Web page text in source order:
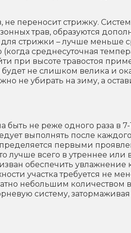
не переносит стрижку.
трав, образуются
стрижки – лучше меньше
среднесуточная
при высоте травостоя
не слишком велика и
не убирать на зиму, а
быть не реже одного раза в
выполнять после
первыми
лучше всего в утреннее
обеспечить увлажнение
участка требуется не
небольшим количеством
систему,